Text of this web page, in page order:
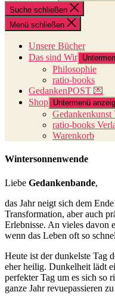
Suche schließen
Menü schließen
Unsere Bücher
Das sind Wir
Philosophie
ratio-books
GedankenPOST 💌
Shop Untermenü
Gedankenkunst
ratio-books
Warenkorb
Wintersonnenwende
Liebe Gedankenbande,
das Jahr neigt sich dem
Transformation, aber auch
Erlebnisse. An vieles davon
wenn das Leben oft so
Heute ist der dunkelste Tag
eher heilig. Dunkelheit lädt
perfekter Tag um es sich so
ganze Jahr revuepassieren